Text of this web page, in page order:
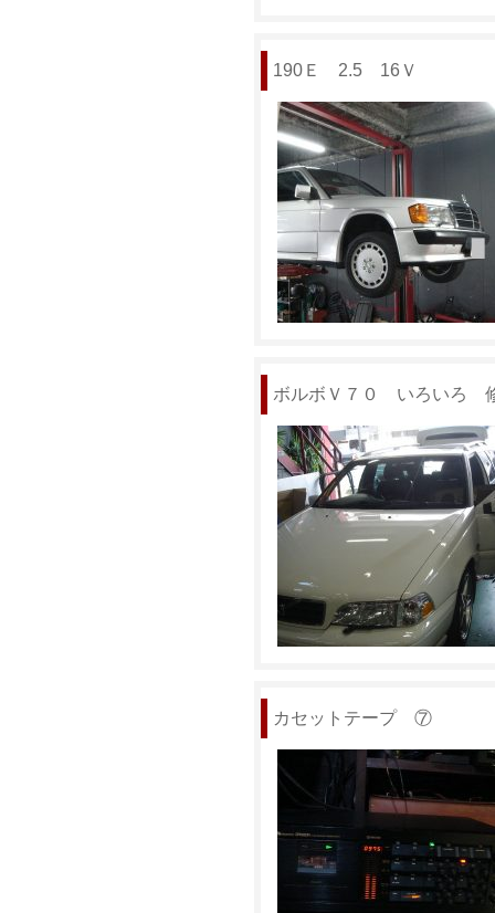
190Ｅ 2.5 16Ｖ
ボルボＶ７０ いろいろ
カセットテープ ⑦